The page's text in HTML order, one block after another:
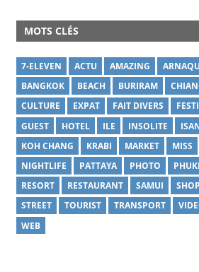
MOTS CLÉS
7-ELEVEN ACTU AMAZING
BANGKOK
BEACH BURIRAM
CULTURE
EXPAT FAIT DIVERS
GUEST
HOTEL ILE INSOLITE
KOH CHANG
KRABI MARKET MISS
NIGHTLIFE
PATTAYA PHOTO
RESORT
RESTAURANT SAMUI SHOP
STREET
TOURIST TRANSPORT
WEB